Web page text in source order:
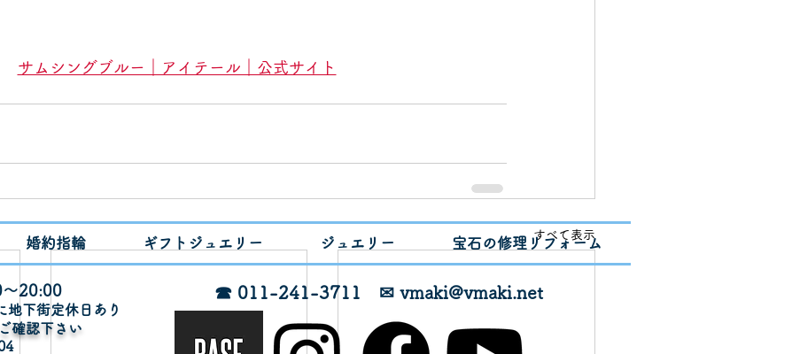
サムシングブルー｜アイテール｜公式サイト
すべて表示
婚約指輪 ギフトジュエリー ジュエリー 宝石の修理リフォーム
20:00
地下街定休日あり
確認下さい
☎ 011-241-3711 ✉ vmaki@vmaki.net